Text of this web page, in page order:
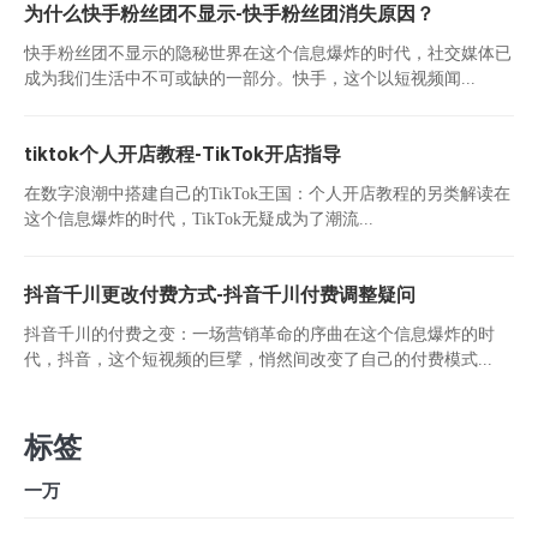
为什么快手粉丝团不显示-快手粉丝团消失原因？
快手粉丝团不显示的隐秘世界在这个信息爆炸的时代，社交媒体已
成为我们生活中不可或缺的一部分。快手，这个以短视频闻...
tiktok个人开店教程-TikTok开店指导
在数字浪潮中搭建自己的TikTok王国：个人开店教程的另类解读在
这个信息爆炸的时代，TikTok无疑成为了潮流...
抖音千川更改付费方式-抖音千川付费调整疑问
抖音千川的付费之变：一场营销革命的序曲在这个信息爆炸的时
代，抖音，这个短视频的巨擘，悄然间改变了自己的付费模式...
标签
一万